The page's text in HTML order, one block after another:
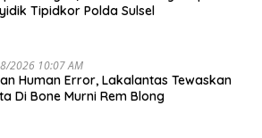
Tipidkor Polda Sulsel
2026 10:07 AM
Human Error, Lakalantas Tewaskan
Di Bone Murni Rem Blong